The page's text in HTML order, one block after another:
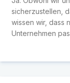
sicherzustellen,
wissen wir, dass
Unternehmen